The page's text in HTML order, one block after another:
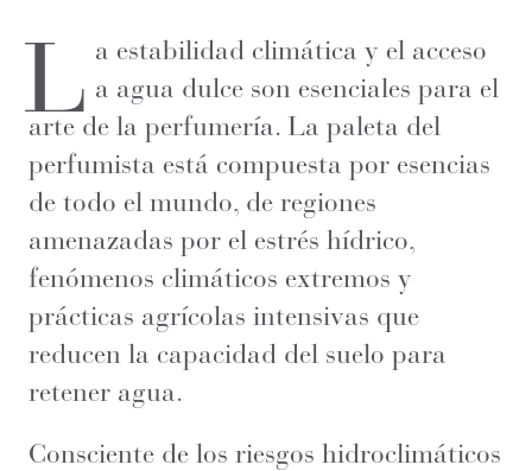
L a estabilidad climática y el acceso
a agua dulce son esenciales para el
arte de la perfumería. La paleta del
perfumista está compuesta por esencias
de todo el mundo, de regiones
amenazadas por el estrés hídrico,
fenómenos climáticos extremos y
prácticas agrícolas intensivas que
reducen la capacidad del suelo para
retener agua.
Consciente de los riesgos hidroclimáticos